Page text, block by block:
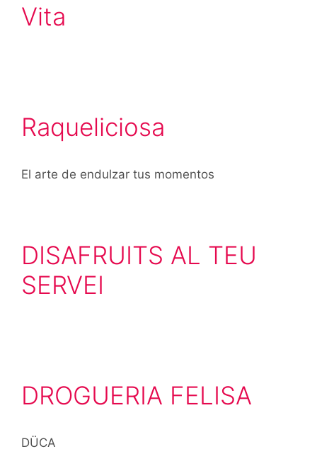
Vita
Raqueliciosa
El arte de endulzar tus momentos
DISAFRUITS AL TEU
SERVEI
DROGUERIA FELISA
DÜCA